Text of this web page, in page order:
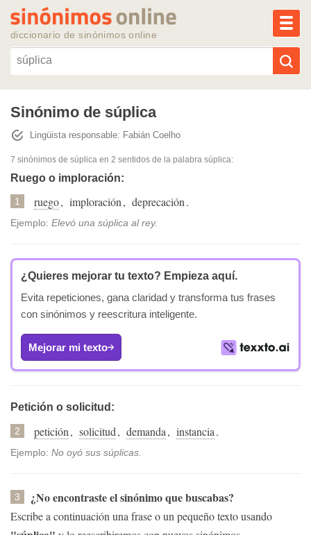
diccionario de sinónimos online
Reescribir texto con IA
Sinónimos populares
Temas populares
Temas recientes
Sinónimo de súplica
Lingüista responsable: Fabián Coelho
7 sinónimos de súplica en 2 sentidos de la palabra súplica:
Ruego o imploración:
1 ruego, imploración, deprecación.
Ejemplo: Elevó una súplica al rey.
¿Quieres mejorar tu texto? Empieza aquí.
Evita repeticiones, gana claridad y transforma tus frases
con sinónimos y reescritura inteligente.
Mejorar mi texto
Petición o solicitud:
2 petición, solicitud, demanda, instancia.
Ejemplo: No oyó sus súplicas.
3 ¿No encontraste el sinónimo que buscabas?
Escribe a continuación una frase o un pequeño texto usando